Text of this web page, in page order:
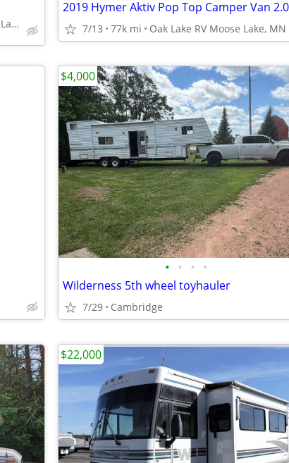
Oak Lake RV Sales Moose Lake 7/13 77k mi Oak Lake RV Moose Lake, MN
• • • •
Wilderness 5th wheel toyhauler
7/29 Cambridge
$4,000
$22,000